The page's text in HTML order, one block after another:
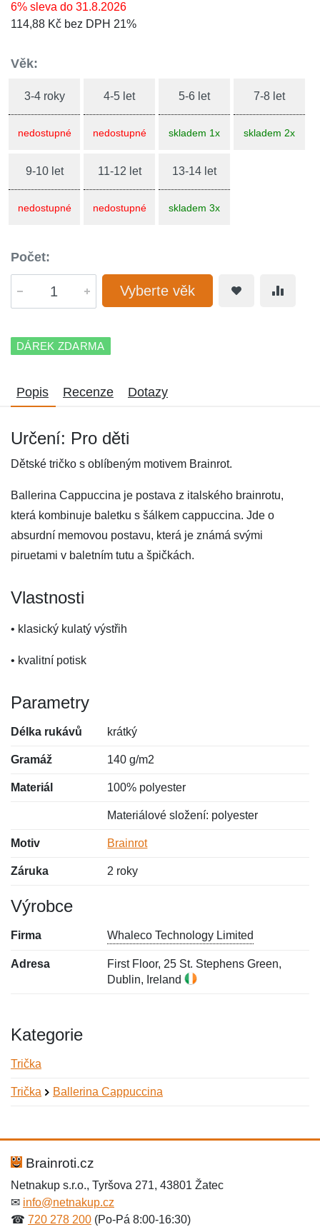
6% sleva do 31.8.2026
114,88 Kč bez DPH 21%
Věk:
3-4 roky
nedostupné
4-5 let
nedostupné
5-6 let
skladem 1x
7-8 let
skladem 2x
9-10 let
nedostupné
11-12 let
nedostupné
13-14 let
skladem 3x
Počet:
Vyberte věk
DÁREK ZDARMA
Popis Recenze Dotazy
Určení: Pro děti
Dětské tričko s oblíbeným motivem Brainrot.
Ballerina Cappuccina je postava z italského brainrotu,
která kombinuje baletku s šálkem cappuccina. Jde o
absurdní memovou postavu, která je známá svými
piruetami v baletním tutu a špičkách.
Vlastnosti
• klasický kulatý výstřih
• kvalitní potisk
Parametry
Délka rukávů krátký
Gramáž 140 g/m2
Materiál 100% polyester
Materiálové složení: polyester
Motiv Brainrot
Záruka 2 roky
Výrobce
Firma Whaleco Technology Limited
Adresa
First Floor, 25 St. Stephens Green,
Dublin, Ireland
Kategorie
Trička
Trička Ballerina Cappuccina
Hodnocení:
Jméno: *
Jméno:
E-mail:*
Brainroti.cz
Netnakup s.r.o., Tyršova 271, 43801 Žatec
✉ info@netnakup.cz
☎ 720 278 200 (Po-Pá 8:00-16:30)